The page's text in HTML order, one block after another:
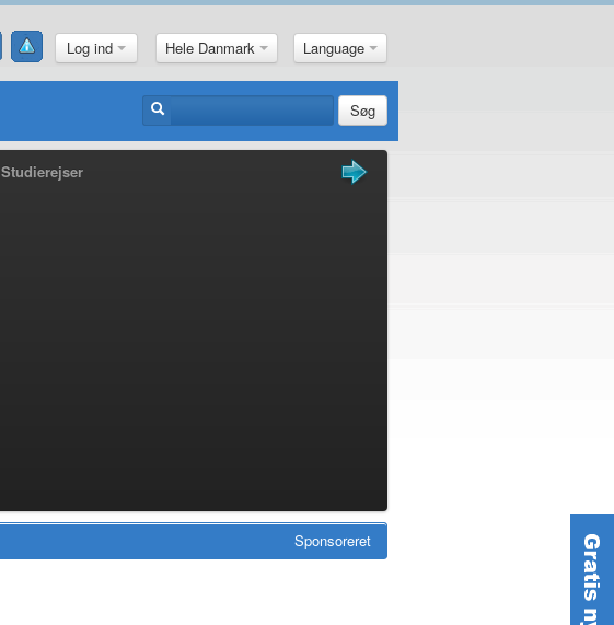
Log ind Hele Danmark Language
Søg
Studierejser
Sponsoreret